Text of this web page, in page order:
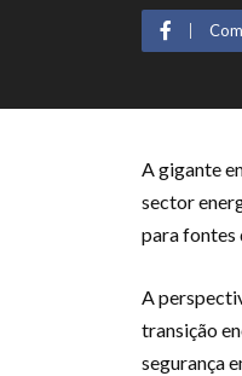
A gigante
sector
para fontes
A
transição
segurança